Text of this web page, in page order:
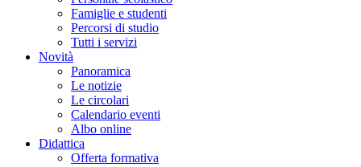
Famiglie e studenti
Percorsi di studio
Tutti i servizi
Novità
Panoramica
Le notizie
Le circolari
Calendario eventi
Albo online
Didattica
Offerta formativa